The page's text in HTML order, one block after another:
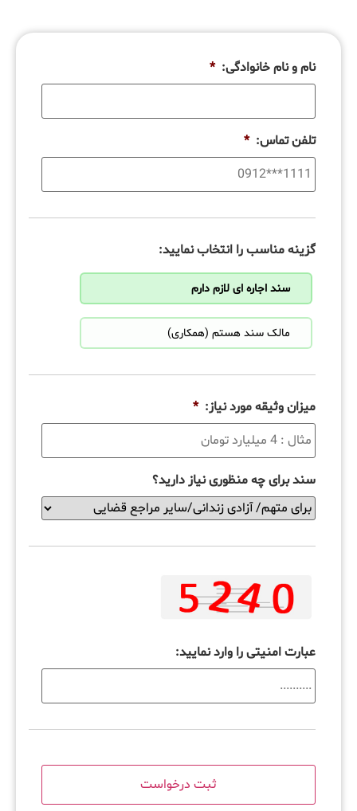
نام و نام خانوادگی: *
تلفن تماس: *
گزینه مناسب را انتخاب نمایید:
سند اجاره ای لازم دارم
مالک سند هستم (همکاری)
میزان وثیقه مورد نیاز: *
سند برای چه منظوری نیاز دارید؟
عبارت امنیتی را وارد نمایید: